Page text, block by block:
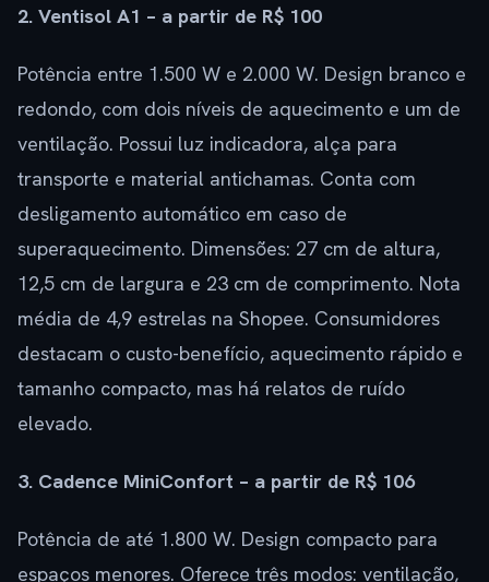
2. Ventisol A1 – a partir de R$ 100
Potência entre 1.500 W e 2.000 W. Design branco e
redondo, com dois níveis de aquecimento e um de
ventilação. Possui luz indicadora, alça para
transporte e material antichamas. Conta com
desligamento automático em caso de
superaquecimento. Dimensões: 27 cm de altura,
12,5 cm de largura e 23 cm de comprimento. Nota
média de 4,9 estrelas na Shopee. Consumidores
destacam o custo-benefício, aquecimento rápido e
tamanho compacto, mas há relatos de ruído
elevado.
3. Cadence MiniConfort – a partir de R$ 106
Potência de até 1.800 W. Design compacto para
espaços menores. Oferece três modos: ventilação,